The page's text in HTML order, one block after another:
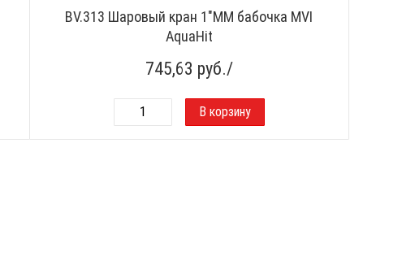
BV.313 Шаровый кран 1"ММ бабочка MVI
AquaHit
745,63 руб./